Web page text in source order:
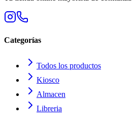
Categorías
Todos los productos
Kiosco
Almacen
Libreria